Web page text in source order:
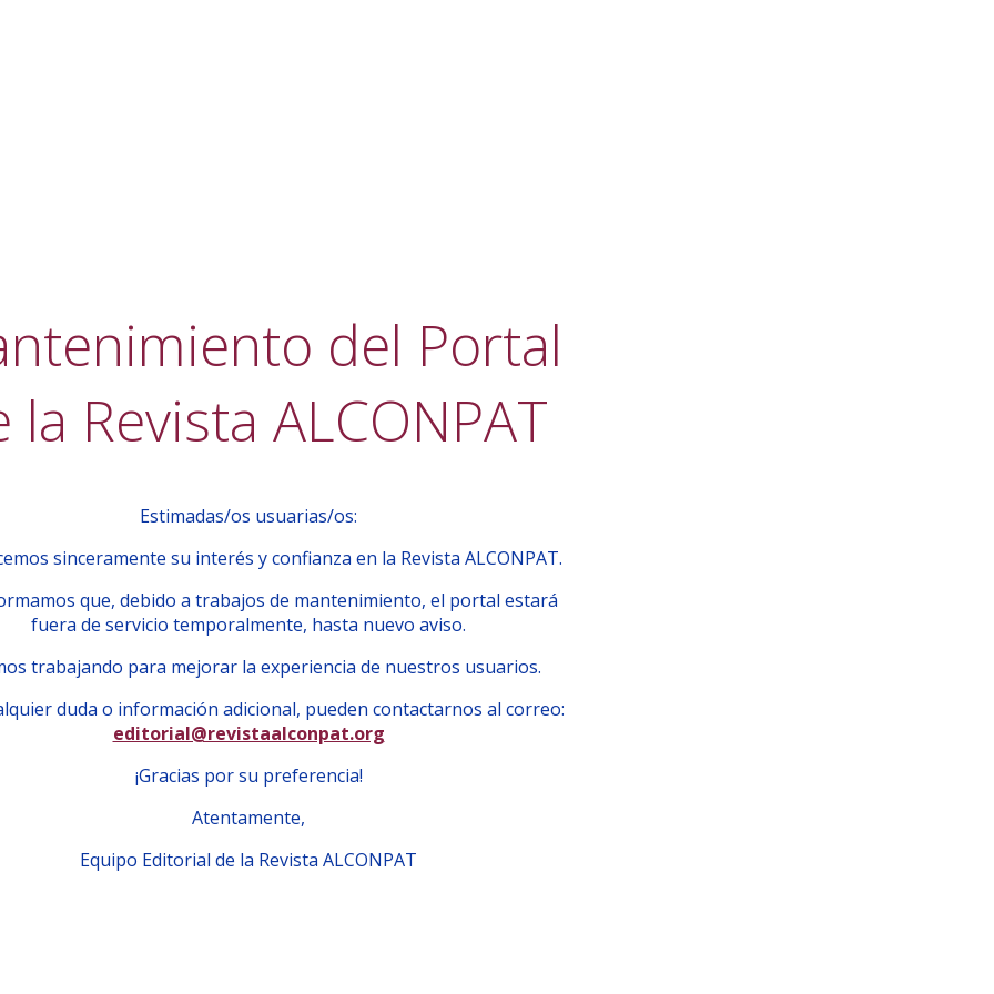
del Portal
la Revista ALCONPAT
Estimadas/os usuarias/os:
sinceramente su interés y confianza en la Revista ALCONPAT.
que, debido a trabajos de mantenimiento, el portal estará
fuera de servicio temporalmente, hasta nuevo aviso.
trabajando para mejorar la experiencia de nuestros usuarios.
duda o información adicional, pueden contactarnos al correo:
editorial@revistaalconpat.org
¡Gracias por su preferencia!
Atentamente,
Equipo Editorial de la Revista ALCONPAT